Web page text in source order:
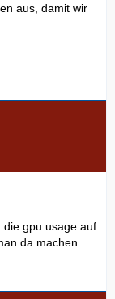
aus, damit wir
die gpu usage auf
da machen